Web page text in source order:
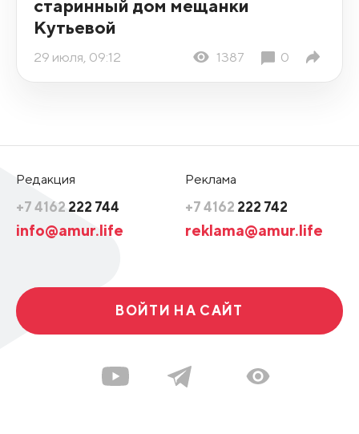
старинный дом мещанки
Кутьевой
29 июля, 09:12 1387 0
Редакция
+7 4162 222 744
info@amur.life
Реклама
+7 4162 222 742
reklama@amur.life
ВОЙТИ НА САЙТ